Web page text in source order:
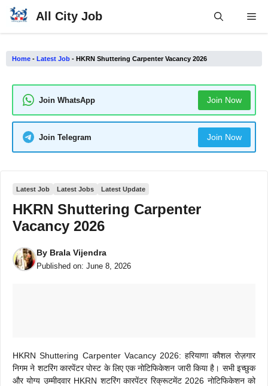
Skip
All City Job
Home - Latest Job - HKRN Shuttering Carpenter Vacancy 2026
Join WhatsApp Join Now
Join Telegram Join Now
Latest Job Latest Jobs Latest Update
HKRN Shuttering Carpenter
Vacancy 2026
By Brala Vijendra
Published on: June 8, 2026
HKRN Shuttering Carpenter Vacancy 2026: हरियाणा कौशल रोज़गार
निगम ने शटरिंग कारपेंटर पोस्ट के लिए एक नोटिफिकेशन जारी किया है। सभी इच्छुक
और योग्य उम्मीदवार HKRN शटरिंग कारपेंटर रिक्रूटमेंट 2026 नोटिफिकेशन को